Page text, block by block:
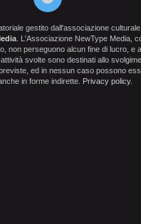
gestito dall'associazione
. L'Associazione NewType Media,
non perseguono alcun fine di lucro, e
svolte sono destinati allo
ed in nessun caso possono
in forme indirette. Privacy policy.